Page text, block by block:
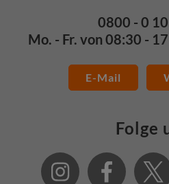
0800 - 0
Mo. - Fr. von 08:30 -
E-Mail
Folge